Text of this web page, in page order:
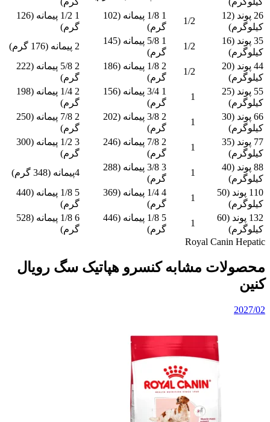
26 پوند (12
کیلوگرم)
1/2
1 1/8 پیمانه (102
گرم)
1 1/2 پیمانه (126
گرم)
35 پوند (16
کیلوگرم)
1/2
1 5/8 پیمانه (145
گرم)
2 پیمانه (176 گرم)
44 پوند (20
کیلوگرم)
1/2
2 1/8 پیمانه (186
گرم)
2 5/8 پیمانه (222
گرم)
55 پوند (25
کیلوگرم)
1
1 3/4 پیمانه (156
گرم)
2 1/4 پیمانه (198
گرم)
66 پوند (30
کیلوگرم)
1
2 3/8 پیمانه (202
گرم)
2 7/8 پیمانه (250
گرم)
77 پوند (35
کیلوگرم)
1
2 7/8 پیمانه (246
گرم)
3 1/2 پیمانه (300
گرم)
88 پوند (40
کیلوگرم)
1
3 3/8 پیمانه (288
گرم)
4پیمانه (348 گرم)
110 پوند (50
کیلوگرم)
1
4 1/4 پیمانه (369
گرم)
5 1/8 پیمانه (440
گرم)
132 پوند (60
کیلوگرم)
1
5 1/8 پیمانه (446
گرم)
6 1/8 پیمانه (528
گرم)
Royal Canin Hepatic
محصولات مشابه کنسرو هپاتیک سگ رویال
کنین
2027/02